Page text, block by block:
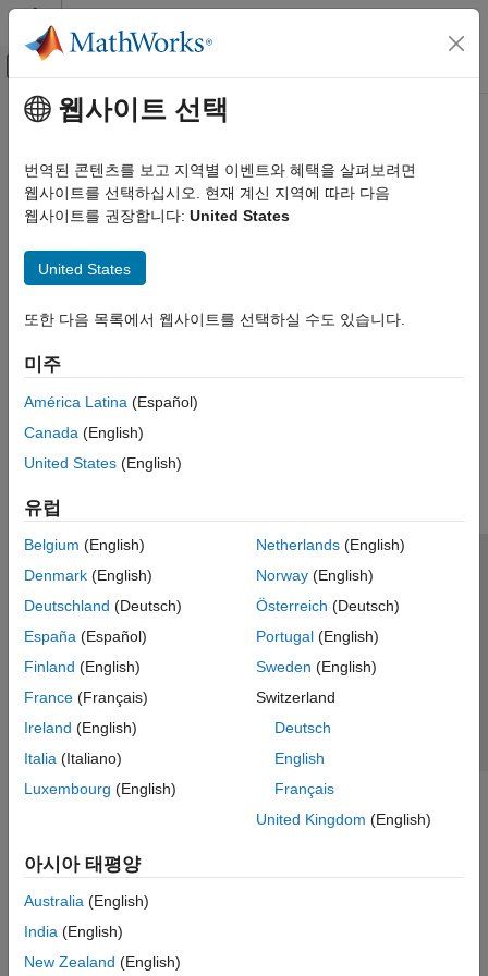
콘텐츠로 바로 가기
오프캔버스 탐색 메뉴 토글
문서 홈
주요 콘텐츠
웹사이트 선택
번역된 콘텐츠를 보고 지역별 이벤트와 혜택을 살펴보려면
웹사이트를 선택하십시오. 현재 계신 지역에 따라 다음
웹사이트를 권장합니다: United States
United States
또한 다음 목록에서 웹사이트를 선택하실 수도 있습니다.
미주
América Latina (Español)
Canada (English)
United States (English)
유럽
Belgium (English)
Denmark (English)
Deutschland (Deutsch)
España (Español)
Finland (English)
France (Français)
Ireland (English)
Italia (Italiano)
Luxembourg (English)
Netherlands(English)
Norway(English)
Österreich (Deutsch)
Portugal(English)
Sweden (English)
Switzerland
Deutsch
English
Français
United Kingdom (English)
아시아 태평양
Australia (English)
India (English)
New Zealand (English)
신뢰 센터 등록 상표 개인정보 취급방침
불법 복제 방지
애플리케이션 상태
© 1994-2026 The MathWorks, Inc.